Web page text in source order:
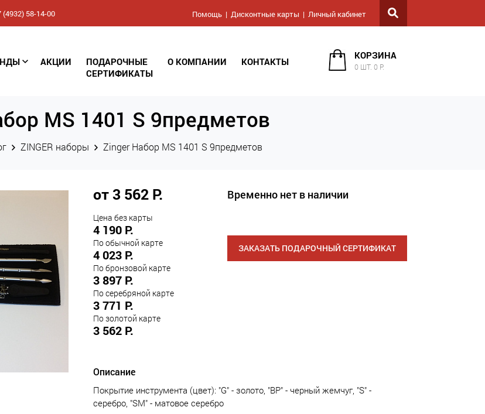
(4932) 58-14-00
данных)
Помощь Дисконтные карты Личный кабинет
АКЦИИ
ПОДАРОЧНЫЕ
СЕРТИФИКАТЫ
О КОМПАНИИ КОНТАКТЫ
КОРЗИНА
0 ШТ. 0 Р.
MS 1401 S 9предметов
ZINGER наборы Zinger Набор MS 1401 S 9предметов
от 3 562 Р.
Цена без карты
4 190 Р.
По обычной карте
4 023 Р.
По бронзовой карте
3 897 Р.
По серебряной карте
3 771 Р.
По золотой карте
3 562 Р.
Временно нет в наличии
ЗАКАЗАТЬ ПОДАРОЧНЫЙ СЕРТИФИКАТ
Описание
Покрытие инструмента (цвет): "G" - золото, "BP" - черный жемчуг, "S" -
серебро, "SM" - матовое серебро